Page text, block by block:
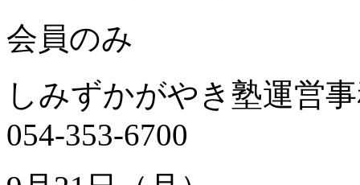
会員のみ
しみずかがやき塾運営
054-353-6700